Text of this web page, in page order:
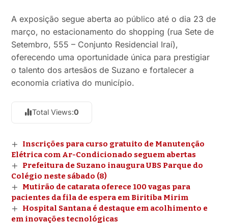
A exposição segue aberta ao público até o dia 23 de
março, no estacionamento do shopping (rua Sete de
Setembro, 555 – Conjunto Residencial Iraí),
oferecendo uma oportunidade única para prestigiar
o talento dos artesãos de Suzano e fortalecer a
economia criativa do município.
Total Views:0
Inscrições para curso gratuito de Manutenção
Elétrica com Ar-Condicionado seguem abertas
Prefeitura de Suzano inaugura UBS Parque do
Colégio neste sábado (8)
Mutirão de catarata oferece 100 vagas para
pacientes da fila de espera em Biritiba Mirim
Hospital Santana é destaque em acolhimento e
em inovações tecnológicas